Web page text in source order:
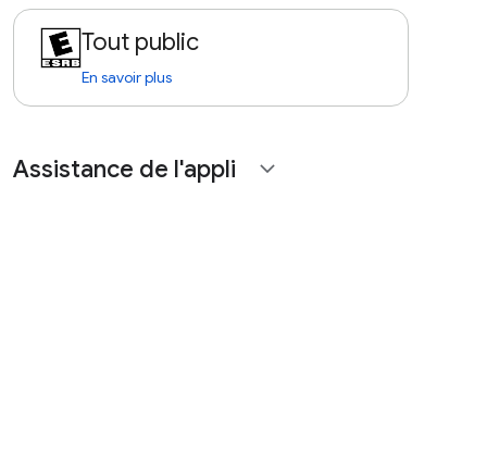
Tout public
En savoir plus
Assistance de l'appli expand_more